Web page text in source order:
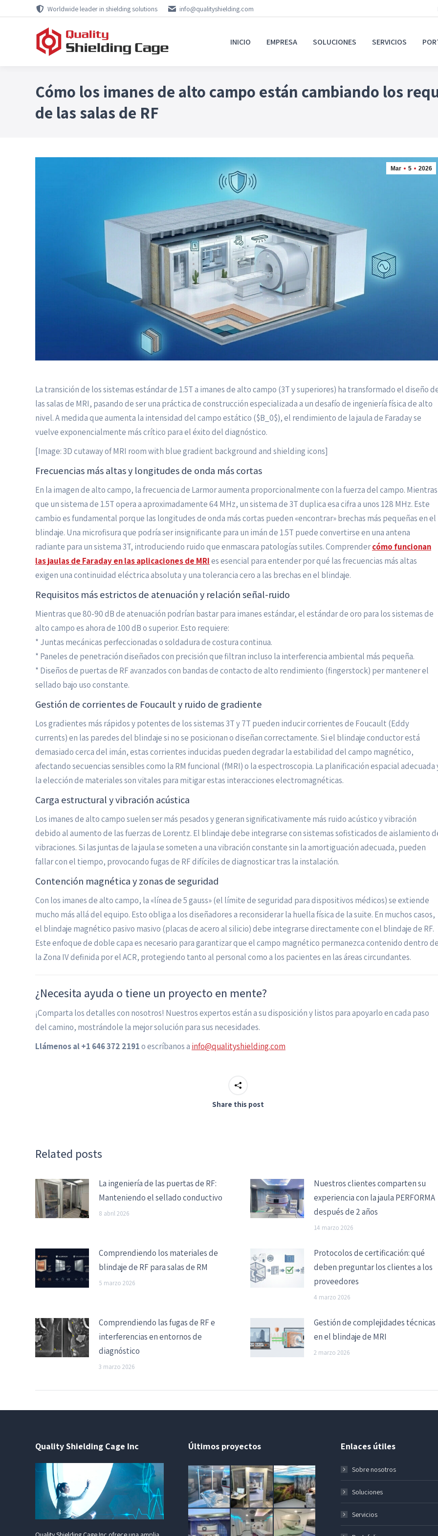
Worldwide leader in shielding solutions info@qualityshielding.com
INICIO EMPRESA SOLUCIONES SERVICIOS
Cómo los imanes de alto campo están cambiando los
de las salas de RF
Mar 5 2026
La transición de los sistemas estándar de 1.5T a imanes de alto campo (3T y superiores) ha transformado el diseño
las salas de MRI, pasando de ser una práctica de construcción especializada a un desafío de ingeniería física de alto
nivel. A medida que aumenta la intensidad del campo estático ($B_0$), el rendimiento de la jaula de Faraday se
vuelve exponencialmente más crítico para el éxito del diagnóstico.
[Image: 3D cutaway of MRI room with blue gradient background and shielding icons]
Frecuencias más altas y longitudes de onda más cortas
En la imagen de alto campo, la frecuencia de Larmor aumenta proporcionalmente con la fuerza del campo. Mientras
que un sistema de 1.5T opera a aproximadamente 64 MHz, un sistema de 3T duplica esa cifra a unos 128 MHz. Este
cambio es fundamental porque las longitudes de onda más cortas pueden «encontrar» brechas más pequeñas en el
blindaje. Una microfisura que podría ser insignificante para un imán de 1.5T puede convertirse en una antena
radiante para un sistema 3T, introduciendo ruido que enmascara patologías sutiles. Comprendercómo funcionan
las jaulas de Faraday en las aplicaciones de MRIes esencial para entender por qué las frecuencias más altas
exigen una continuidad eléctrica absoluta y una tolerancia cero a las brechas en el blindaje.
Requisitos más estrictos de atenuación y relación señal-ruido
Mientras que 80-90 dB de atenuación podrían bastar para imanes estándar, el estándar de oro para los sistemas de
alto campo es ahora de 100 dB o superior. Esto requiere:
* Juntas mecánicas perfeccionadas o soldadura de costura continua.
* Paneles de penetración diseñados con precisión que filtran incluso la interferencia ambiental más pequeña.
* Diseños de puertas de RF avanzados con bandas de contacto de alto rendimiento (fingerstock) per mantener el
sellado bajo uso constante.
Gestión de corrientes de Foucault y ruido de gradiente
Los gradientes más rápidos y potentes de los sistemas 3T y 7T pueden inducir corrientes de Foucault (Eddy
currents) en las paredes del blindaje si no se posicionan o diseñan correctamente. Si el blindaje conductor está
demasiado cerca del imán, estas corrientes inducidas pueden degradar la estabilidad del campo magnético,
afectando secuencias sensibles como la RM funcional (fMRI) o la espectroscopia. La planificación espacial adecuada
la elección de materiales son vitales para mitigar estas interacciones electromagnéticas.
Carga estructural y vibración acústica
Los imanes de alto campo suelen ser más pesados y generan significativamente más ruido acústico y vibración
debido al aumento de las fuerzas de Lorentz. El blindaje debe integrarse con sistemas sofisticados de aislamiento
vibraciones. Si las juntas de la jaula se someten a una vibración constante sin la amortiguación adecuada, pueden
fallar con el tiempo, provocando fugas de RF difíciles de diagnosticar tras la instalación.
Contención magnética y zonas de seguridad
Con los imanes de alto campo, la «línea de 5 gauss» (el límite de seguridad para dispositivos médicos) se extiende
mucho más allá del equipo. Esto obliga a los diseñadores a reconsiderar la huella física de la suite. En muchos casos,
el blindaje magnético pasivo masivo (placas de acero al silicio) debe integrarse directamente con el blindaje de RF.
Este enfoque de doble capa es necesario para garantizar que el campo magnético permanezca contenido dentro
la Zona IV definida por el ACR, protegiendo tanto al personal como a los pacientes en las áreas circundantes.
¿Necesita ayuda o tiene un proyecto en mente?
¡Comparta los detalles con nosotros! Nuestros expertos están a su disposición y listos para apoyarlo en cada paso
del camino, mostrándole la mejor solución para sus necesidades.
Llámenos al +1 646 372 2191o escríbanos a info@qualityshielding.com
Share this post
Related posts
La ingeniería de las puertas de RF:
Manteniendo el sellado conductivo
8 abril 2026
Nuestros clientes comparten su
experiencia con la jaula PERFORMA
después de 2 años
14 marzo 2026
Comprendiendo los materiales de
blindaje de RF para salas de RM
5 marzo 2026
Protocolos de certificación: qué
deben preguntar los clientes a los
proveedores
4 marzo 2026
Comprendiendo las fugas de RF e
interferencias en entornos de
diagnóstico
3 marzo 2026
Gestión de complejidades técnicas
en el blindaje de MRI
2 marzo 2026
Quality Shielding Cage Inc Últimos proyectos Enlaces útiles
Sobre nosotros
Soluciones
Servicios